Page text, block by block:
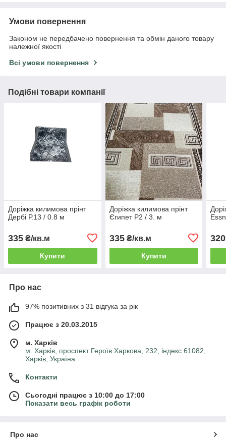
Умови повернення
Законом не передбачено повернення та обмін даного товару
належної якості
Всі умови повернення
Подібні товари компанії
Доріжка килимова прінт
Дербі Р.13 / 0.8 м
335 ₴/кв.м
Купити
Доріжка килимова прінт
Єгипет Р2 / 3. м
335₴/кв.м
Купити
320
Про нас
97% позитивних з 31 відгука за рік
Працює з 20.03.2015
м. Харків
м. Харків, проспект Героїв Харкова, 232; індекс 61082,
Харків, Україна
Контакти
Сьогодні працює з 10:00 до 17:00
Показати весь графік роботи
Про нас